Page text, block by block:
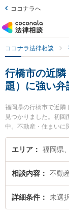
ココナラへ
ココナラ法律相談
行橋市の近隣
題）に強い弁
福岡県の行橋市で近隣
見つかりました。初
中。不動産・住まいに
細かな分野での絞り込
達哉弁護士や塘岡法
『近隣トラブル（隣
の弁護士を検索したい
問題）を法律相談で
エリア 福岡県
相談内容
詳細条件 未選